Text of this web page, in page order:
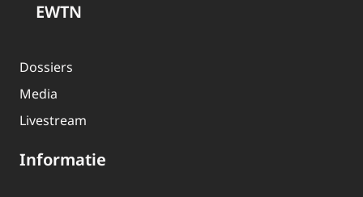
EWTN
Dossiers
Media
Livestream
Informatie